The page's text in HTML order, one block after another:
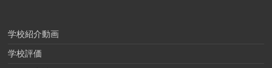
学校紹介動画
学校評価